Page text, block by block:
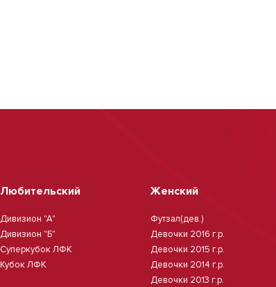
Любительский
Дивизион "А"
Дивизион "Б"
Суперкубок ЛФК
Кубок ЛФК
Женский
Футзал(дев.)
Девочки 2016 г.р.
Девочки 2015 г.р.
Девочки 2014 г.р.
Девочки 2013 г.р.